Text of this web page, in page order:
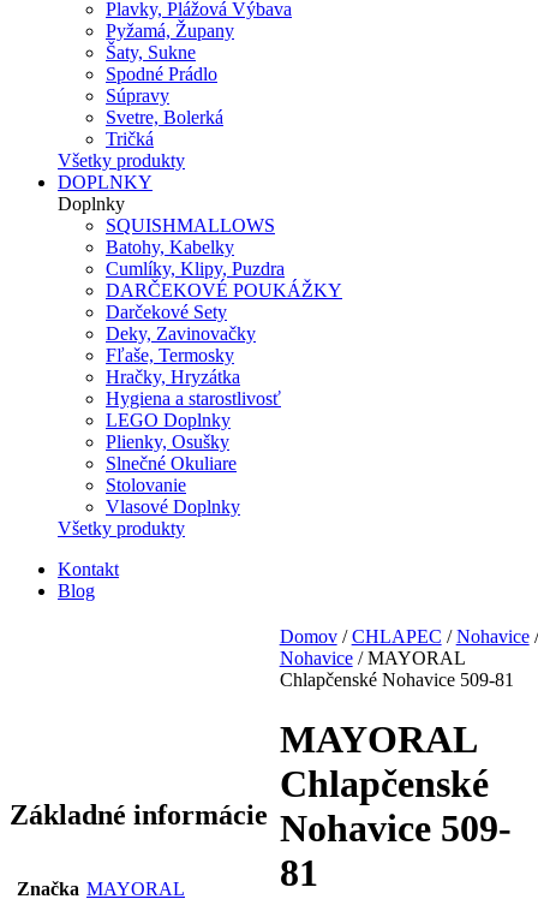
Plavky, Plážová Výbava
Pyžamá, Župany
Šaty, Sukne
Spodné Prádlo
Súpravy
Svetre, Bolerká
Tričká
Všetky produkty
DOPLNKY
Doplnky
SQUISHMALLOWS
Batohy, Kabelky
Cumlíky, Klipy, Puzdra
DARČEKOVÉ POUKÁŽKY
Darčekové Sety
Deky, Zavinovačky
Fľaše, Termosky
Hračky, Hryzátka
Hygiena a starostlivosť
LEGO Doplnky
Plienky, Osušky
Slnečné Okuliare
Stolovanie
Vlasové Doplnky
Všetky produkty
Kontakt
Blog
Domov/CHLAPEC /Nohavice
Nohavice/ MAYORAL
Chlapčenské Nohavice 509-81
MAYORAL
Chlapčenské
Nohavice 509-
81
Základné informácie
Značka MAYORAL